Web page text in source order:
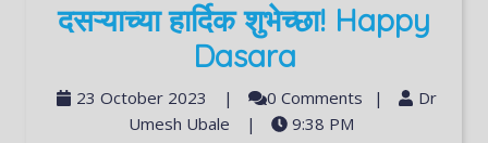
दसऱ्याच्या हार्दिक शुभेच्छा! Happy
Dasara
23 October 2023 | 0 Comments |
Dr
Umesh Ubale
| 9:38 PM